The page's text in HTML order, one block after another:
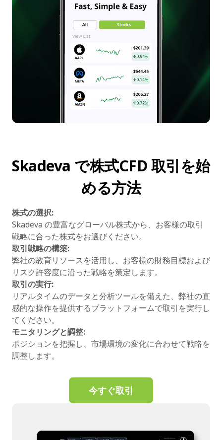
Skadeva で株式CFD 取引を始
める方法
株式の選択:
Skadeva の豊富なグローバル株式から、お客様の取引
戦略に合った株式をお選びください。
取引戦略の構築:
弊社の教育リソースを活用し、お客様の財務目標および
リスク許容度に沿った戦略を策定します。
取引の実行:
リアルタイムのデータと分析ツールを備えた、弊社の直
感的な操作を提供するプラットフォームで取引を実行し
てください。
モニタリングと調整:
ポジションを把握し、市場環境の変化に合わせて戦略を
調整します。
今すぐ取引